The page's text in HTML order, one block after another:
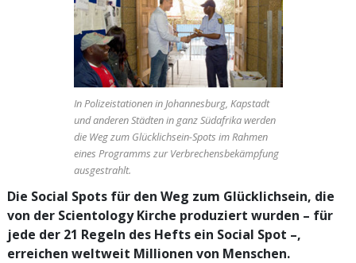
In Polizeistationen in Johannesburg, Kapstadt
und anderen Städten in ganz Südafrika werden
die Weg zum Glücklichsein-Spots im Rahmen
eines Programms zur Verbrechensbekämpfung
ausgestrahlt.
Die Social Spots für den Weg zum Glücklichsein, die
von der Scientology Kirche produziert wurden – für
jede der 21 Regeln des Hefts ein Social Spot –,
erreichen weltweit Millionen von Menschen.